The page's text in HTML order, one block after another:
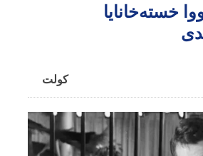
خسته‌خانایا
کولت